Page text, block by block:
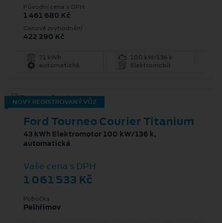
Původní cena s DPH
1 461 680 Kč
Cenové zvýhodnění
422 290 Kč
71 kWh
100 kW/136 k
automatická
Elektromobil
NOVÝ REGISTROVANÝ VŮZ
Ford Tourneo Courier Titanium
43 kWh Elektromotor 100 kW/136 k,
automatická
Vaše cena s DPH
1 061 533 Kč
Pobočka
Pelhřimov